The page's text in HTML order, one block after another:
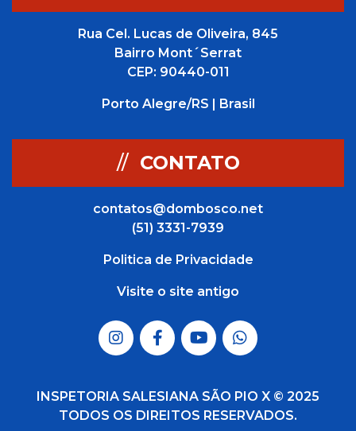
Rua Cel. Lucas de Oliveira, 845
Bairro Mont´Serrat
CEP: 90440-011
Porto Alegre/RS | Brasil
// CONTATO
contatos@dombosco.net
(51) 3331-7939
Politica de Privacidade
Visite o site antigo
INSPETORIA SALESIANA SÃO PIO X © 2025
TODOS OS DIREITOS RESERVADOS.